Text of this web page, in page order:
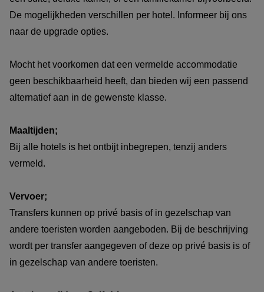
Het geselecteerde vluchtschema.
De mogelijkheden verschillen per hotel. Informeer bij ons
naar de upgrade opties.
Mocht het voorkomen dat een vermelde accommodatie
geen beschikbaarheid heeft, dan bieden wij een passend
alternatief aan in de gewenste klasse.
Maaltijden;
Bij alle hotels is het ontbijt inbegrepen, tenzij anders
vermeld.
Vervoer;
Transfers kunnen op privé basis of in gezelschap van
andere toeristen worden aangeboden. Bij de beschrijving
wordt per transfer aangegeven of deze op privé basis is of
in gezelschap van andere toeristen.